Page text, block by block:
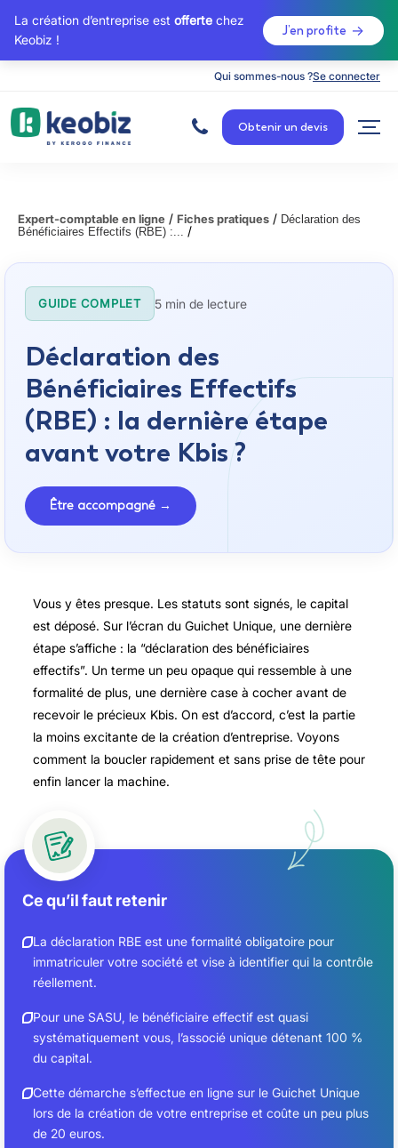
La création d’entreprise est offerte chez
Keobiz !
J’en profite
Qui sommes-nous ?Se connecter
c
c
u
Obtenir un devis
Expert-comptable en ligne / Fiches pratiques / Déclaration des
Bénéficiaires Effectifs (RBE) :... /
GUIDE COMPLET 5 min de lecture
Déclaration des
Bénéficiaires Effectifs
(RBE) : la dernière étape
avant votre Kbis ?
Être accompagné →
Vous y êtes presque. Les statuts sont signés, le capital
est déposé. Sur l’écran du Guichet Unique, une dernière
étape s’affiche : la “déclaration des bénéficiaires
effectifs”. Un terme un peu opaque qui ressemble à une
formalité de plus, une dernière case à cocher avant de
recevoir le précieux Kbis. On est d’accord, c’est la partie
la moins excitante de la création d’entreprise. Voyons
comment la boucler rapidement et sans prise de tête pour
enfin lancer la machine.
Ce qu’il faut retenir
La déclaration RBE est une formalité obligatoire pour
immatriculer votre société et vise à identifier qui la contrôle
réellement.
Pour une SASU, le bénéficiaire effectif est quasi
systématiquement vous, l’associé unique détenant 100 %
du capital.
Cette démarche s’effectue en ligne sur le Guichet Unique
lors de la création de votre entreprise et coûte un peu plus
de 20 euros.